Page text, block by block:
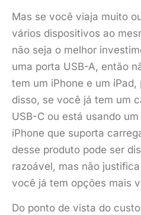
Mas se você viaja muito
vários dispositivos ao
não seja o melhor
uma porta USB-A, então
tem um iPhone e um iPad,
disso, se você já tem um
USB-C ou está usando
iPhone que suporta
desse produto pode ser
razoável, mas não
você já tem opções mais
Do ponto de vista do